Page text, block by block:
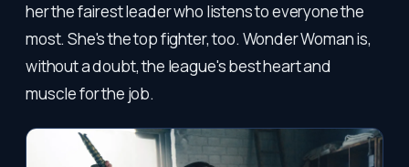
her the fairest leader who listens to everyone the
most. She's the top fighter, too. Wonder Woman is,
without a doubt, the league's best heart and
muscle for the job.